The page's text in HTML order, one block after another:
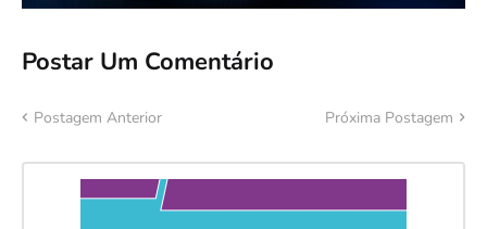
Postar Um Comentário
Postagem Anterior Próxima Postagem